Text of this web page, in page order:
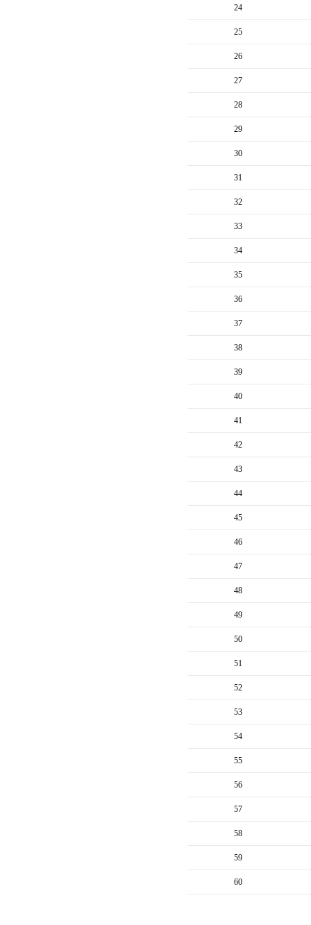
24
25
26
27
28
29
30
31
32
33
34
35
36
37
38
39
40
41
42
43
44
45
46
47
48
49
50
51
52
53
54
55
56
57
58
59
60